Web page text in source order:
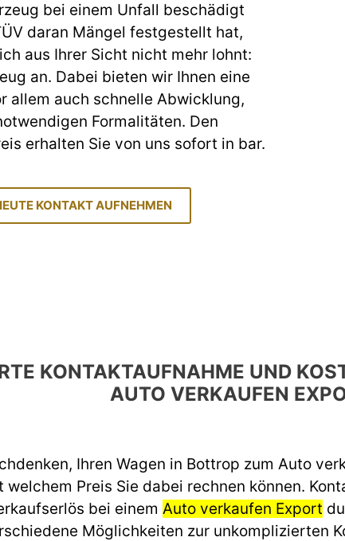
bei einem Unfall beschädigt
daran Mängel festgestellt hat,
aus Ihrer Sicht nicht mehr lohnt:
an. Dabei bieten wir Ihnen eine
allem auch schnelle Abwicklung,
Formalitäten. Den
erhalten Sie von uns sofort in bar.
KONTAKT AUFNEHMEN
KONTAKTAUFNAHME UND
AUTO VERKAUFEN
Ihren Wagen in Bottrop zum Auto
Preis Sie dabei rechnen können.
bei einem Auto verkaufen Export
Möglichkeiten zur unkomplizierten